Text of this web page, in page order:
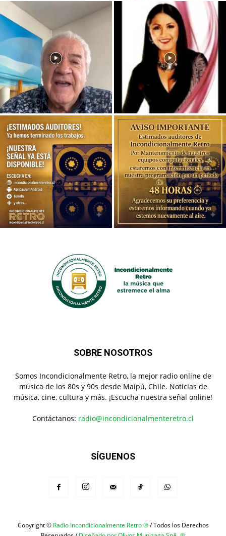
SOBRE NOSOTROS
Somos Incondicionalmente Retro, la mejor radio online de
música de los 80s y 90s desde Maipú, Chile. Noticias de
música, cine, cultura y más. ¡Escucha nuestra señal online!
Contáctanos: radio@incondicionalmenteretro.cl
SÍGUENOS
Copyright © Radio Incondicionalmente Retro ®/ Todos los Derechos